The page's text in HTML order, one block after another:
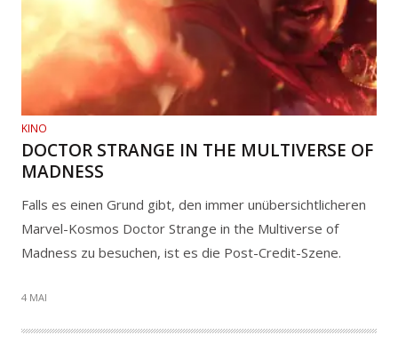
KINO
DOCTOR STRANGE IN THE MULTIVERSE OF
MADNESS
Falls es einen Grund gibt, den immer unübersichtlicheren
Marvel-Kosmos Doctor Strange in the Multiverse of
Madness zu besuchen, ist es die Post-Credit-Szene.
4 MAI